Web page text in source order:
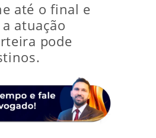
até o final e
atuação
pode